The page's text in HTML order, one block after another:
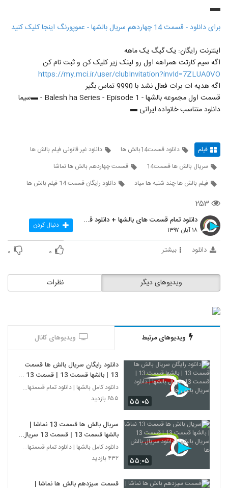
▬
برای دانلود - قسمت 14 چهاردهم سریال بالشها - عموپورنگ اینجا کلیک کنید
اینترنت رایگان: یک گیگ یک ماهه
اگه سیم کارتت همراهه اول رو لینک زیر کلیک کن و ثبت نام کن
https://my.mci.ir/user/clubInvitation?invId=7ZLUA0VO
اگه هدیه ات برات فعال نشد با 9990 تماس بگیر
قسمت اول مجموعه بالشها - Balesh ha Series - Episode 1 - ▬سیما
دانلود متناسب خانواده ایرانی ▬
فیلم دانلود قسمت14بالش ها
دانلود غیر قانونی فیلم بالش ها
سريال بالش ها قسمت14
قسمت چهاردهم بالش ها نماشا
فیلم بالش ها چند شنبه ها میاد
دانلود رایگان قسمت 14 فیلم بالش ها
۲۵۳
دانلود تمام قسمت های بالشها + دانلود قسمت 14 چهارد
۱۸ آبان ۱۳۹۷ دنبال کردن
دانلود بیشتر ۰ ۰
نظرات ویدیوهای دیگر
ویدیوهای مرتبط ویدیوهای کانال
۵۵:۰۵
دانلود رایگان سریال بالش ها قسمت
13 | بالشها قسمت 13 | قسمت 13
سریال بالشها | دانلود سریال بالش هادانلود کامل بالشها | دانلود تمام قسمتهای سریال بال
۶۵۵ بازدید
۵۵:۰۵
سریال بالش ها قسمت 13 نماشا |
بالشها قسمت 13 | قسمت 13 سریال
بالشها | دانلود سریال بالش ها
دانلود کامل بالشها | دانلود تمام قسمتهای سریال بال
۴۳۲ بازدید
قسمت سیزدهم بالش ها نماشا |